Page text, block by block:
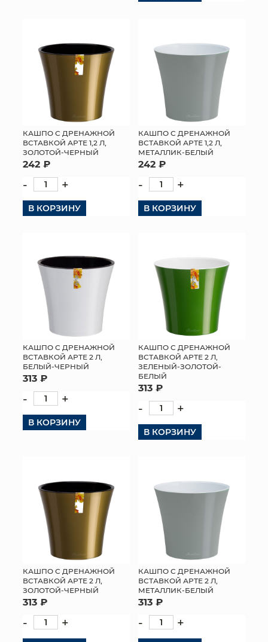
КАШПО С ДРЕНАЖНОЙ
ВСТАВКОЙ АРТЕ 1,2 Л,
ЗОЛОТОЙ-ЧЕРНЫЙ
242 ₽
- +
В КОРЗИНУ
КАШПО С ДРЕНАЖНОЙ
ВСТАВКОЙ АРТЕ 1,2 Л,
МЕТАЛЛИК-БЕЛЫЙ
242 ₽
- +
В КОРЗИНУ
КАШПО С ДРЕНАЖНОЙ
ВСТАВКОЙ АРТЕ 2 Л,
БЕЛЫЙ-ЧЕРНЫЙ
313 ₽
- +
В КОРЗИНУ
КАШПО С ДРЕНАЖНОЙ
ВСТАВКОЙ АРТЕ 2 Л,
ЗЕЛЕНЫЙ-ЗОЛОТОЙ-
БЕЛЫЙ
313 ₽
- +
В КОРЗИНУ
КАШПО С ДРЕНАЖНОЙ
ВСТАВКОЙ АРТЕ 2 Л,
ЗОЛОТОЙ-ЧЕРНЫЙ
313 ₽
- +
КАШПО С ДРЕНАЖНОЙ
ВСТАВКОЙ АРТЕ 2 Л,
МЕТАЛЛИК-БЕЛЫЙ
313 ₽
- +